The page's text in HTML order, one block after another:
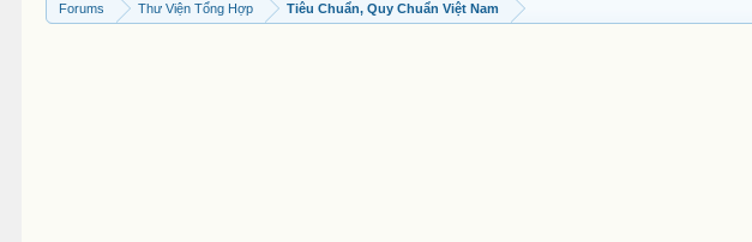
Forums Thư Viện Tổng Hợp Tiêu Chuẩn, Quy Chuẩn Việt Nam